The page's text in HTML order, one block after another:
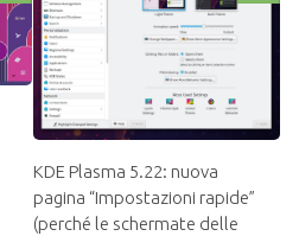
KDE Plasma 5.22: nuova
pagina “Impostazioni rapide”
(perché le schermate delle